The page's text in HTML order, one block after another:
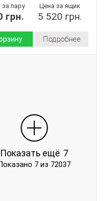
за пару
грн.
Цена за ящик
5 520 грн.
Подробнее
Пена
Китай
Lilin
173-1
Показать ещё 7
7 из 72037